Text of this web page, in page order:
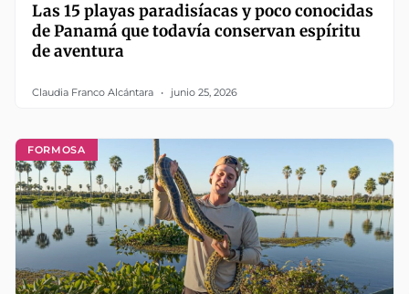
Las 15 playas paradisíacas y poco conocidas
de Panamá que todavía conservan espíritu
de aventura
Claudia Franco Alcántara junio 25, 2026
FORMOSA